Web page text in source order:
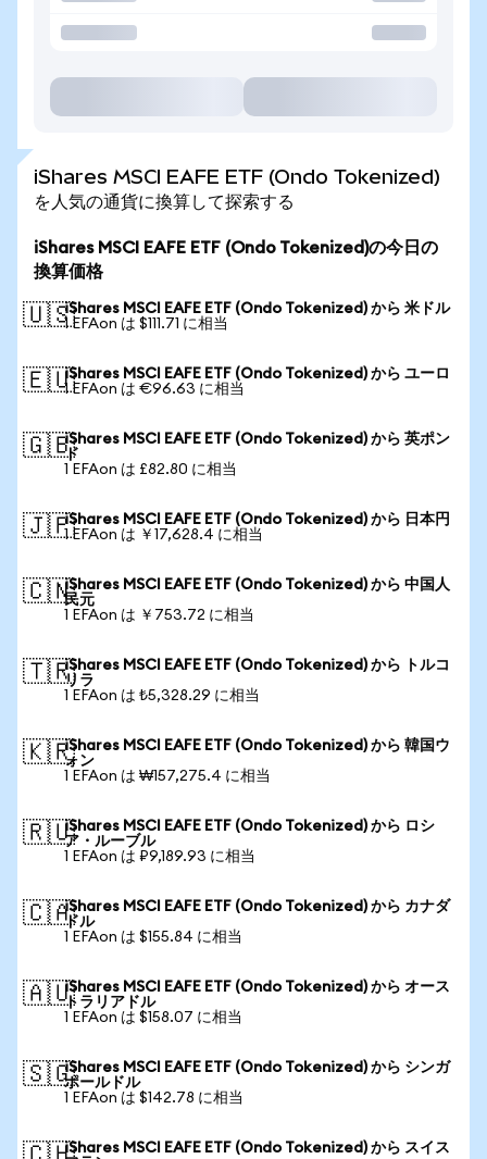
iShares MSCI EAFE ETF (Ondo Tokenized)
を人気の通貨に換算して探索する
iShares MSCI EAFE ETF (Ondo Tokenized)の今日の
換算価格
🇺🇸iShares MSCI EAFE ETF (Ondo Tokenized) から 米ドル
1 EFAon は $111.71 に相当
🇪🇺iShares MSCI EAFE ETF (Ondo Tokenized) から ユーロ
1 EFAon は €96.63 に相当
🇬🇧iShares MSCI EAFE ETF (Ondo Tokenized) から 英ポン
ド
1 EFAon は £82.80 に相当
🇯🇵iShares MSCI EAFE ETF (Ondo Tokenized) から 日本円
1 EFAon は ￥17,628.4 に相当
🇨🇳iShares MSCI EAFE ETF (Ondo Tokenized) から 中国人
民元
1 EFAon は ￥753.72 に相当
🇹🇷iShares MSCI EAFE ETF (Ondo Tokenized) から トルコ
リラ
1 EFAon は ₺5,328.29 に相当
🇰🇷iShares MSCI EAFE ETF (Ondo Tokenized) から 韓国ウ
ォン
1 EFAon は ₩157,275.4 に相当
🇷🇺iShares MSCI EAFE ETF (Ondo Tokenized) から ロシ
ア・ルーブル
1 EFAon は ₽9,189.93 に相当
🇨🇦iShares MSCI EAFE ETF (Ondo Tokenized) から カナダ
ドル
1 EFAon は $155.84 に相当
🇦🇺iShares MSCI EAFE ETF (Ondo Tokenized) から オース
トラリアドル
1 EFAon は $158.07 に相当
🇸🇬iShares MSCI EAFE ETF (Ondo Tokenized) から シンガ
ポールドル
1 EFAon は $142.78 に相当
iShares MSCI EAFE ETF (Ondo Tokenized) から スイス